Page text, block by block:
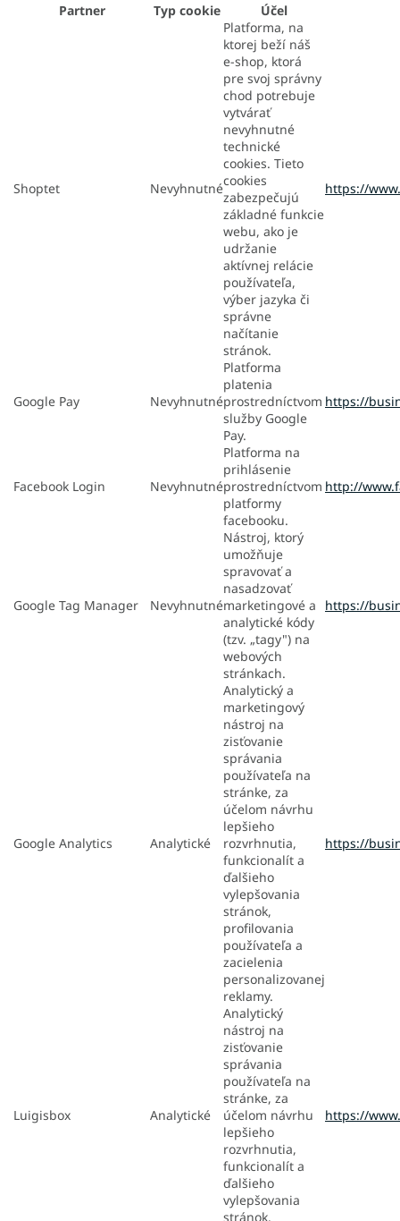
Partner Typ cookie Účel
Shoptet Nevyhnutné
Platforma, na
ktorej beží náš
e-shop, ktorá
pre svoj správny
chod potrebuje
vytvárať
nevyhnutné
technické
cookies. Tieto
cookies
zabezpečujú
základné funkcie
webu, ako je
udržanie
aktívnej relácie
používateľa,
výber jazyka či
správne
načítanie
stránok.
https://
Google Pay Nevyhnutné
Platforma
platenia
prostredníctvom
služby Google
Pay.
https://
Facebook Login Nevyhnutné
Platforma na
prihlásenie
prostredníctvom
platformy
facebooku.
http://
Google Tag Manager Nevyhnutné
Nástroj, ktorý
umožňuje
spravovať a
nasadzovať
marketingové a
analytické kódy
(tzv. „tagy") na
webových
stránkach.
https://
Google Analytics Analytické
Analytický a
marketingový
nástroj na
zisťovanie
správania
používateľa na
stránke, za
účelom návrhu
lepšieho
rozvrhnutia,
funkcionalít a
ďalšieho
vylepšovania
stránok,
profilovania
používateľa a
zacielenia
personalizovanej
reklamy.
https://
Luigisbox Analytické
Analytický
nástroj na
zisťovanie
správania
používateľa na
stránke, za
účelom návrhu
lepšieho
rozvrhnutia,
funkcionalít a
ďalšieho
vylepšovania
stránok.
https://